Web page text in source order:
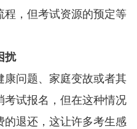
，但考试资源的预定等
扰
康问题、家庭变故或者其
试报名，但在这种情况
退还，这让许多考生感